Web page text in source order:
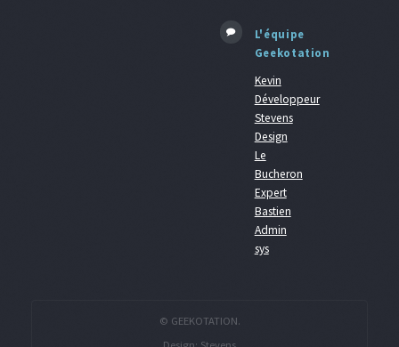
L'équipe
Geekotation
Kevin
Développeur
Stevens
Design
Le
Bucheron
Expert
Bastien
Admin
sys
© GEEKOTATION.